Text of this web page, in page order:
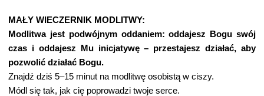
MAŁY WIECZERNIK MODLITWY:
Modlitwa jest podwójnym oddaniem: oddajesz Bogu swój
czas i oddajesz Mu inicjatywę – przestajesz działać, aby
pozwolić działać Bogu.
Znajdź dziś 5–15 minut na modlitwę osobistą w ciszy.
Módl się tak, jak cię poprowadzi twoje serce.